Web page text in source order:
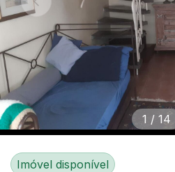
1 / 14
Imóvel disponível